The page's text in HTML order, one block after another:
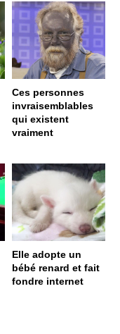
Ces personnes
invraisemblables
qui existent
vraiment
Elle adopte un
bébé renard et fait
fondre internet